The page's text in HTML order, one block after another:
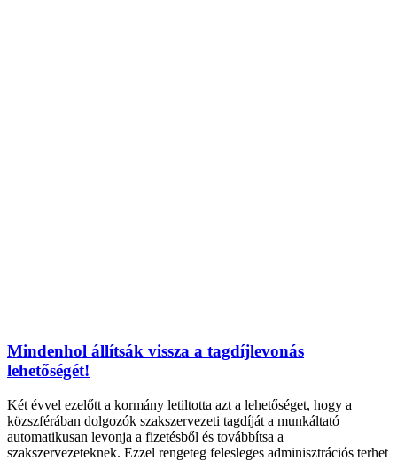
Mindenhol állítsák vissza a tagdíjlevonás
lehetőségét!
Két évvel ezelőtt a kormány letiltotta azt a lehetőséget, hogy a
közszférában dolgozók szakszervezeti tagdíját a munkáltató
automatikusan levonja a fizetésből és továbbítsa a
szakszervezeteknek. Ezzel rengeteg felesleges adminisztrációs terhet